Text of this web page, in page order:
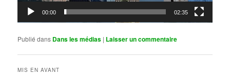
00:00 02:35
Publié dans Dans les médias | Laisser un commentaire
MIS EN AVANT